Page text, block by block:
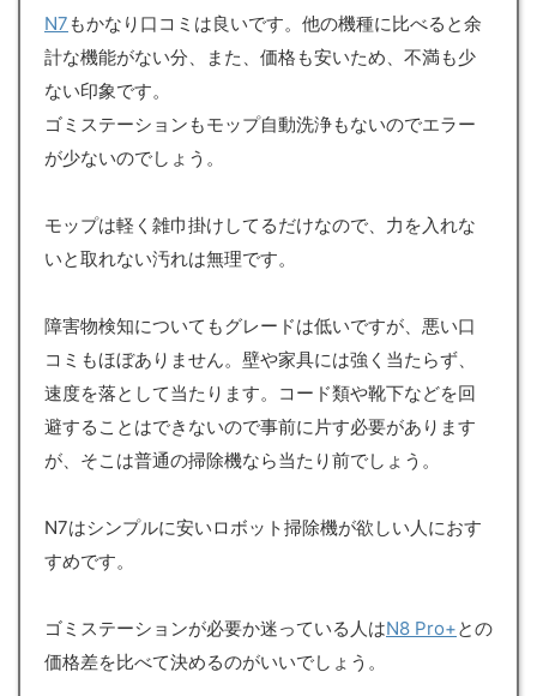
N7 もかなり口コミは良いです。他の機種に比べると余
計な機能がない分、また、価格も安いため、不満も少
ない印象です。
ゴミステーションもモップ自動洗浄もないのでエラー
が少ないのでしょう。
モップは軽く雑巾掛けしてるだけなので、力を入れな
いと取れない汚れは無理です。
障害物検知についてもグレードは低いですが、悪い口
コミもほぼありません。壁や家具には強く当たらず、
速度を落として当たります。コード類や靴下などを回
避することはできないので事前に片す必要があります
が、そこは普通の掃除機なら当たり前でしょう。
N7はシンプルに安いロボット掃除機が欲しい人におす
すめです。
ゴミステーションが必要か迷っている人はN8 Pro+との
価格差を比べて決めるのがいいでしょう。